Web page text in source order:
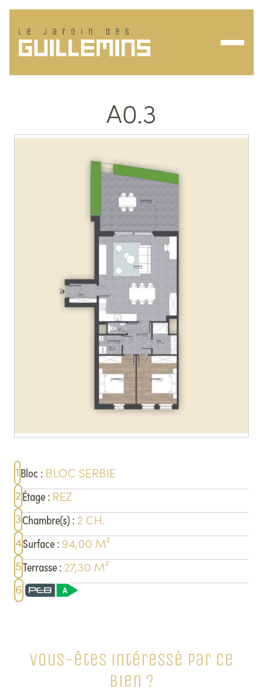
Ouvrir/
A0.3
1Bloc : BLOC SERBIE
2Étage: REZ
3Chambre(s): 2 CH.
4Surface: 94,00 M²
5Terrasse: 27,30 M²
6
Vous-êtes intéressé par ce
bien ?